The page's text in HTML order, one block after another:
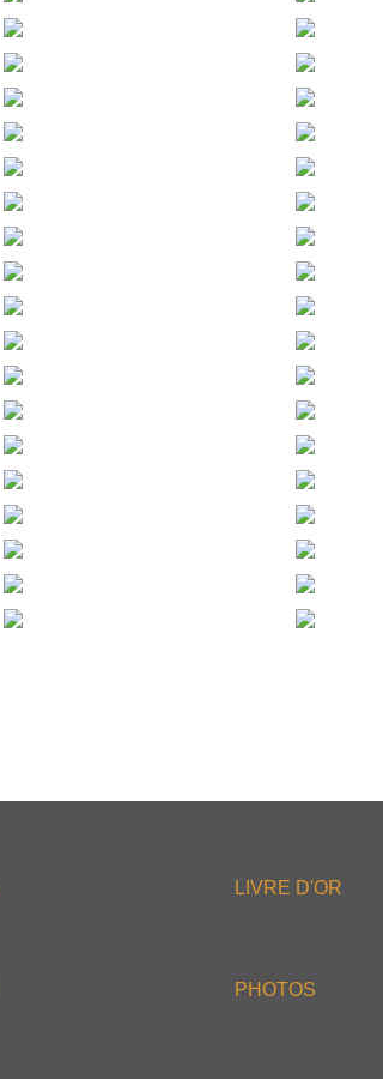
LIVRE D'OR
PHOTOS